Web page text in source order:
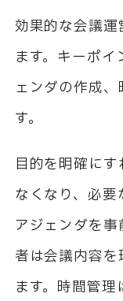
効果的な会議
ます。キーポ
ェンダの作成
す。
目的を明確に
なくなり、必
アジェンダを
者は会議内容
ます。時間管